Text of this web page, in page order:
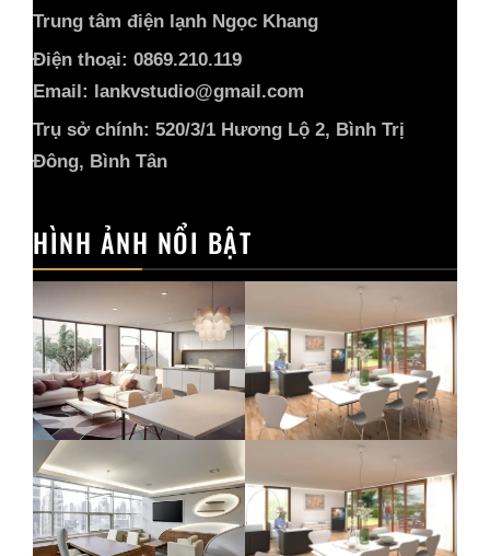
Trung tâm điện lạnh Ngọc Khang
Điện thoại: 0869.210.119
Email: lankvstudio@gmail.com
Trụ sở chính: 520/3/1 Hương Lộ 2, Bình Trị
Đông, Bình Tân
HÌNH ẢNH NỔI BẬT